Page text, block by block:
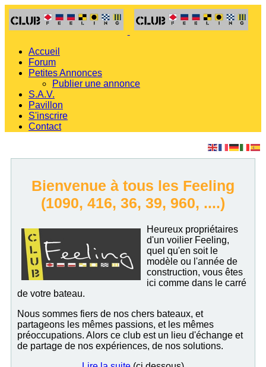
Accueil
Forum
Petites Annonces
Publier une annonce
S.A.V.
Pavillon
S'inscrire
Contact
Bienvenue à tous les Feeling
(1090, 416, 36, 39, 960, ....)
Heureux propriétaires
d'un voilier Feeling,
quel qu'en soit le
modèle ou l'année de
construction, vous êtes
ici comme dans le carré
de votre bateau.
Nous sommes fiers de nos chers bateaux, et
partageons les mêmes passions, et les mêmes
préoccupations. Alors ce club est un lieu d'échange et
de partage de nos expériences, de nos solutions.